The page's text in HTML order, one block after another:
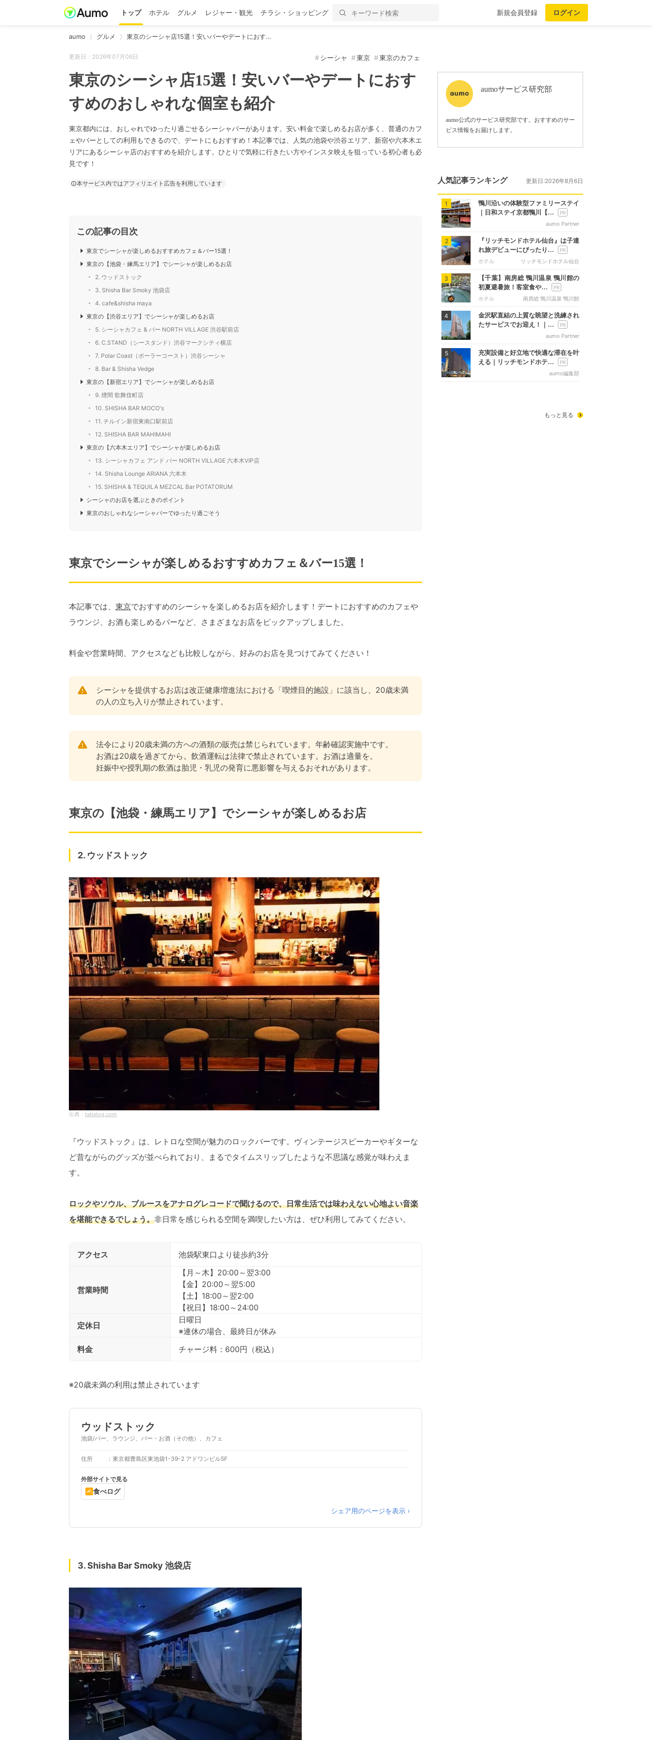
トップ ホテル グルメ レジャー・観光 チラシ・ショッピング 新規会員登録 ログイン
aumo グルメ 東京のシーシャ店15選！安いバーやデートにおす…
更新日：2026年07月06日 シーシャ 東京 東京のカフェ
東京のシーシャ店15選！安いバーやデートにおす
すめのおしゃれな個室も紹介
東京都内には、おしゃれでゆったり過ごせるシーシャバーがあります。安い料金で楽しめるお店が多く、普通のカフ
ェやバーとしての利用もできるので、デートにもおすすめ！本記事では、人気の池袋や渋谷エリア、新宿や六本木エ
リアにあるシーシャ店のおすすめを紹介します。ひとりで気軽に行きたい方やインスタ映えを狙っている初心者も必
見です！
本サービス内ではアフィリエイト広告を利用しています
この記事の目次
東京でシーシャが楽しめるおすすめカフェ＆バー15選！
東京の【池袋・練馬エリア】でシーシャが楽しめるお店
2. ウッドストック
3. Shisha Bar Smoky 池袋店
4. cafe&shisha maya
東京の【渋谷エリア】でシーシャが楽しめるお店
5. シーシャカフェ & バー NORTH VILLAGE 渋谷駅前店
6. C.STAND（シースタンド）渋谷マークシティ横店
7. Polar Coast（ポーラーコースト）渋谷シーシャ
8. Bar & Shisha Vedge
東京の【新宿エリア】でシーシャが楽しめるお店
9. 煙間 歌舞伎町店
10. SHISHA BAR MOCO's
11. チルイン新宿東南口駅前店
12. SHISHA BAR MAHIMAHI
東京の【六本木エリア】でシーシャが楽しめるお店
13. シーシャカフェ アンド バー NORTH VILLAGE 六本木VIP店
14. Shisha Lounge ARIANA 六本木
15. SHISHA & TEQUILA MEZCAL Bar POTATORUM
シーシャのお店を選ぶときのポイント
東京のおしゃれなシーシャバーでゆったり過ごそう
東京でシーシャが楽しめるおすすめカフェ＆バー15選！
本記事では、 東京でおすすめのシーシャを楽しめるお店を紹介します！デートにおすすめのカフェや
ラウンジ、お酒も楽しめるバーなど、さまざまなお店をピックアップしました。
料金や営業時間、アクセスなども比較しながら、好みのお店を見つけてみてください！
シーシャを提供するお店は改正健康増進法における「喫煙目的施設」に該当し、20歳未満
の人の立ち入りが禁止されています。
法令により20歳未満の方への酒類の販売は禁じられています。年齢確認実施中です。
お酒は20歳を過ぎてから。飲酒運転は法律で禁止されています。お酒は適量を。
妊娠中や授乳期の飲酒は胎児・乳児の発育に悪影響を与えるおそれがあります。
東京の【池袋・練馬エリア】でシーシャが楽しめるお店
2. ウッドストック
tabelog.com
『ウッドストック』は、レトロな空間が魅力のロックバーです。ヴィンテージスピーカーやギターな
ど昔ながらのグッズが並べられており、まるでタイムスリップしたような不思議な感覚が味わえま
す。
ロックやソウル、ブルースをアナログレコードで聞けるので、日常生活では味わえない心地よい音楽
を堪能できるでしょう。非日常を感じられる空間を満喫したい方は、ぜひ利用してみてください。
アクセス 池袋駅東口より徒歩約3分
営業時間
【月～木】20:00～翌3:00
【金】20:00～翌5:00
【土】18:00～翌2:00
【祝日】18:00～24:00
定休日
日曜日
※連休の場合、最終日が休み
料金
チャージ料：600円（税込）
※20歳未満の利用は禁止されています
ウッドストック
池袋/バー、ラウンジ、バー・お酒（その他）、カフェ
住所 東京都豊島区東池袋1-39-2 アドワンビル5F
外部サイトで見る
食べログ
シェア用のページを表示 ›
3. Shisha Bar Smoky 池袋店
aumoサービス研究部
aumo公式のサービス研究部です。おすすめのサー
ビス情報をお届けします。
人気記事ランキング 更新日:2026年8月6日
1
鴨川沿いの体験型ファミリーステイ
｜日和ステイ京都鴨川【…
aumo Partner
2
『リッチモンドホテル仙台』は子連
れ旅デビューにぴったり…
ホテル リッチモンドホテル仙台
3
【千葉】南房総 鴨川温泉 鴨川館の
初夏避暑旅！客室食や…
ホテル 南房総 鴨川温泉 鴨川館
4
金沢駅直結の上質な眺望と洗練され
たサービスでお迎え！｜…
aumo Partner
5
充実設備と好立地で快適な滞在を叶
える｜リッチモンドホテ…
aumo編集部
もっと見る